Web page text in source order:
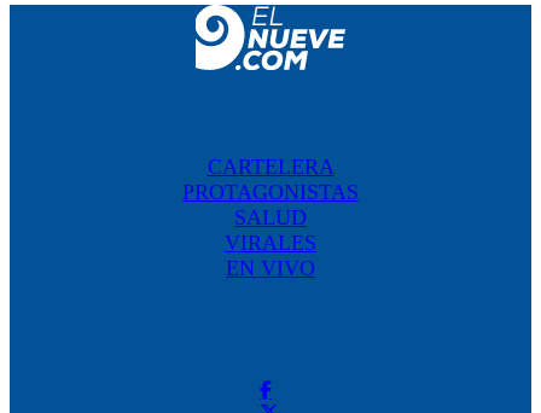
CARTELERA
PROTAGONISTAS
SALUD
VIRALES
EN VIVO